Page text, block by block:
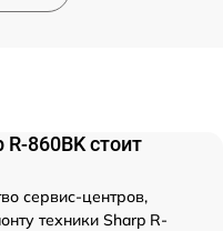
860BK стоит
сервис-центров,
техники Sharp R-